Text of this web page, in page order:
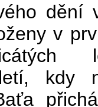
dění
v
kdy